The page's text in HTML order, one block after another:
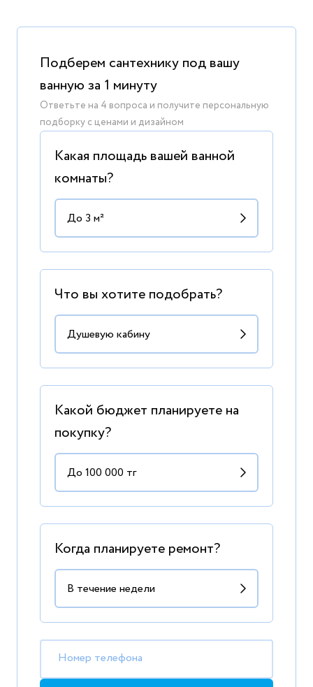
Подберем сантехнику под вашу
ванную за 1 минуту
Ответьте на 4 вопроса и получите персональную
подборку с ценами и дизайном
Какая площадь вашей ванной
комнаты?
Что вы хотите подобрать?
Какой бюджет планируете на
покупку?
Когда планируете ремонт?
Номер телефона